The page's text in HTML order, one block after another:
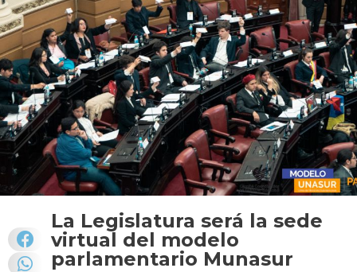
La Legislatura será la sede
virtual del modelo
parlamentario Munasur